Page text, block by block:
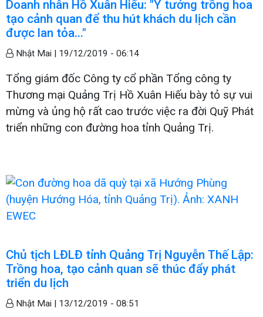
Doanh nhân Hồ Xuân Hiếu: "Ý tưởng trồng hoa
tạo cảnh quan để thu hút khách du lịch cần
được lan tỏa..."
Nhật Mai | 19/12/2019 - 06:14
Tổng giám đốc Công ty cổ phần Tổng công ty
Thương mại Quảng Trị Hồ Xuân Hiếu bày tỏ sự vui
mừng và ủng hộ rất cao trước việc ra đời Quỹ Phát
triển những con đường hoa tỉnh Quảng Trị.
Chủ tịch LĐLĐ tỉnh Quảng Trị Nguyễn Thế Lập:
Trồng hoa, tạo cảnh quan sẽ thúc đẩy phát
triển du lịch
Nhật Mai | 13/12/2019 - 08:51